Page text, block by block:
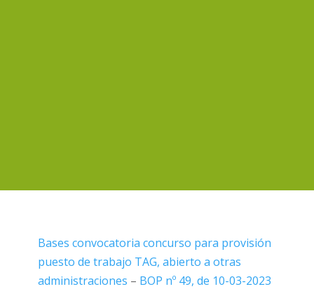
Bases convocatoria concurso para provisión
puesto de trabajo TAG, abierto a otras
administraciones – BOP nº 49, de 10-03-2023